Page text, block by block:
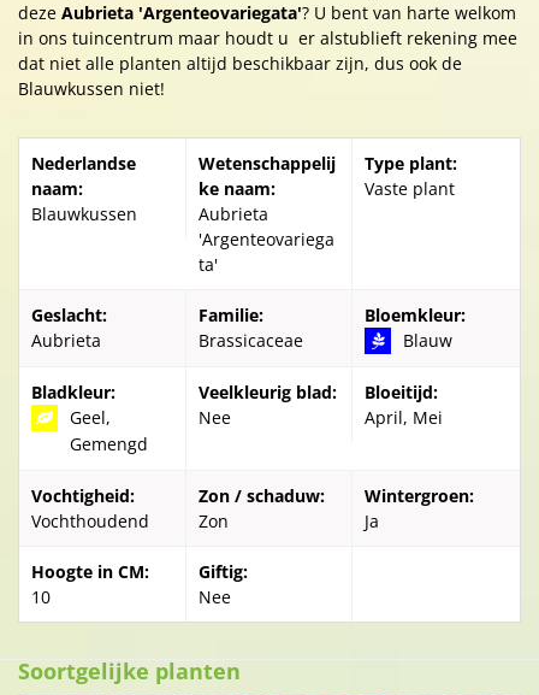
deze Aubrieta 'Argenteovariegata'? U bent van harte welkom
in ons tuincentrum maar houdt u er alstublieft rekening mee
dat niet alle planten altijd beschikbaar zijn, dus ook de
Blauwkussen niet!
Nederlandse
naam:
Blauwkussen
Wetenschappelij
ke naam:
Aubrieta
'Argenteovariega
ta'
Type plant:
Vaste plant
Geslacht:
Aubrieta
Familie:
Brassicaceae
Bloemkleur:
Blauw
Bladkleur:
Geel,
Gemengd
Veelkleurig blad:
Nee
Bloeitijd:
April, Mei
Vochtigheid:
Vochthoudend
Zon / schaduw:
Zon
Wintergroen:
Ja
Hoogte in CM:
10
Giftig:
Nee
Soortgelijke planten